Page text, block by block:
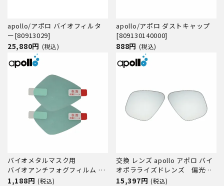
apollo/アポロ バイオフィルタ
ー[80913029]
25,880円 (税込)
apollo/アポロ ダストキャップ
[809130140000]
888円 (税込)
バイオメタルマスク用
バイオアンチフォグフィルム く
もり止めフィルム apollo アポロ
1,188円 (税込)
交換 レンズ apollo アポロ バイ
オポラライズドレンズ 偏光レ
ンズ UVカット バイオメタルマ
15,397円 (税込)